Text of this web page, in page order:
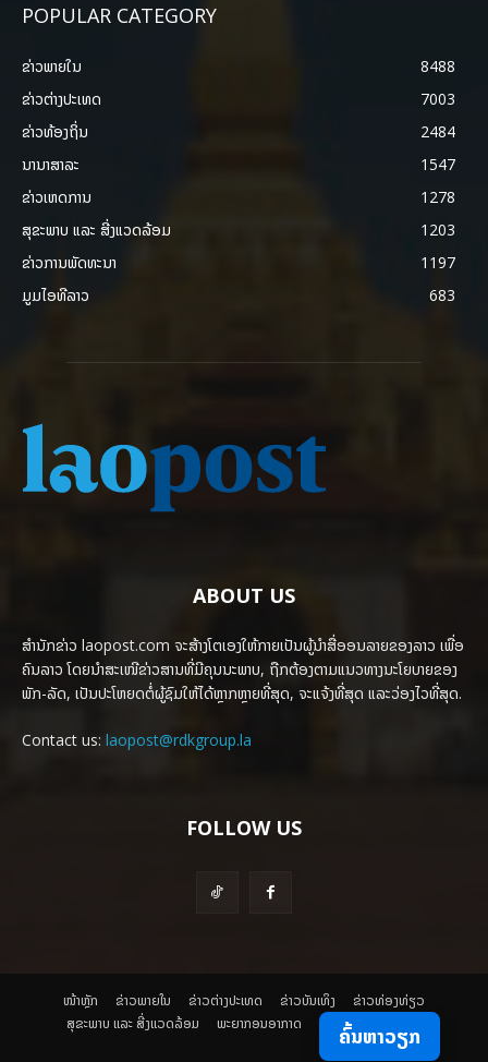
POPULAR CATEGORY
ຂ່າວພາຍ​ໃນ
8488
ຂ່າວຕ່າງປະເທດ
7003
ຂ່າວທ້ອງຖິ່ນ
2484
ນານາສາລະ
1547
ຂ່າວເຫດການ
1278
ສຸຂະພາບ ແລະ ສີ່ງແວດລ້ອມ
1203
ຂ່າວການພັດທະນາ
1197
ມູມໄອທີລາວ
683
ABOUT US
ສຳນັກຂ່າວ laopost.com ຈະສ້າງໂຕເອງໃຫ້ກາຍເປັນຜູ້ນຳສື່ອອນລາຍຂອງລາວ ເພື່ອ
ຄົນລາວ ໂດຍນຳສະເໜີຂ່າວສານທີ່ມີຄຸນນະພາບ, ຖືກຕ້ອງຕາມແນວທາງນະໂຍບາຍຂອງ
ພັກ-ລັດ, ເປັນປະໂຫຍດຕໍ່ຜູ້ຊົມໃຫ້ໄດ້ຫຼາກຫຼາຍທີ່ສຸດ, ຈະແຈ້ງທີ່ສຸດ ແລະວ່ອງໄວທີ່ສຸດ.
Contact us: laopost@rdkgroup.la
FOLLOW US
ໜ້າຫຼັກ ຂ່າວພາຍ​ໃນ ຂ່າວຕ່າງປະເທດ ​ຂ່າວບັນເທິງ
​ຂ່າວທ່ອງທ່ຽວ
ສຸຂະພາບ ແລະ ສີ່ງແວດລ້ອມ
ພະຍາກອນອາກາດ ຄົ້ນຫາວຽກ